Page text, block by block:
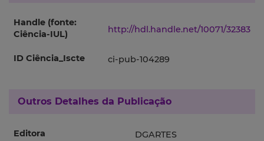
Handle (fonte:
Ciência-IUL)
http://hdl.handle.net/10071/32383
ID Ciência_Iscte ci-pub-104289
Outros Detalhes da Publicação
Editora DGARTES